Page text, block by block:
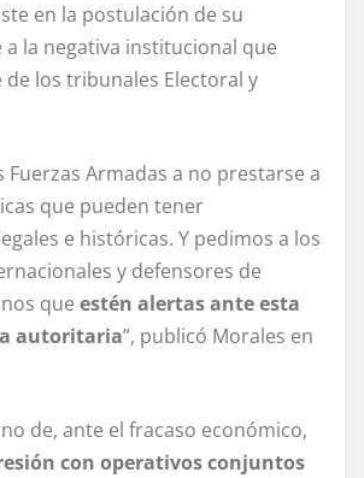
en la postulación de su
a la negativa institucional que
los tribunales Electoral y
Fuerzas Armadas a no prestarse a
que pueden tener
e históricas. Y pedimos a los
y defensores de
que estén alertas ante esta
autoritaria”, publicó Morales en
de, ante el fracaso económico,
con operativos conjuntos